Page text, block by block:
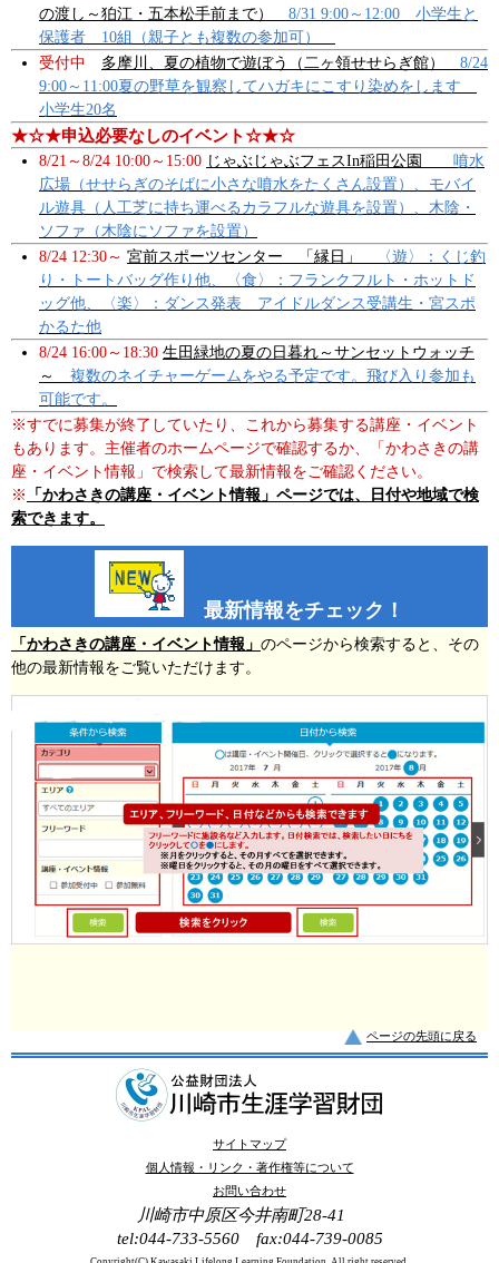
の渡し～狛江・五本松手前まで） 8/31 9:00～12:00 小学生と
保護者 10組（親子とも複数の参加可）
受付中 多摩川、夏の植物で遊ぼう（二ヶ領せせらぎ館） 8/24
9:00～11:00夏の野草を観察してハガキにこすり染めをします
小学生20名
★☆★申込必要なしのイベント☆★☆
8/21～8/24 10:00～15:00 じゃぶじゃぶフェスIn稲田公園
噴水
広場（せせらぎのそばに小さな噴水をたくさん設置）、モバイ
ル遊具（人工芝に持ち運べるカラフルな遊具を設置）、木陰・
ソファ（木陰にソファを設置）
8/24 12:30～ 宮前スポーツセンター 「縁日」
〈遊〉：くじ釣
り・トートバッグ作り他、〈食〉：フランクフルト・ホットド
ッグ他、〈楽〉：ダンス発表 アイドルダンス受講生・宮スポ
かるた他
8/24 16:00～18:30 生田緑地の夏の日暮れ～サンセットウォッチ
～ 複数のネイチャーゲームをやる予定です。飛び入り参加も
可能です。
※すでに募集が終了していたり、これから募集する講座・イベント
もあります。主催者のホームページで確認するか、「かわさきの講
座・イベント情報」で検索して最新情報をご確認ください。
※
「かわさきの講座・イベント情報」ページでは、日付や地域で検
索できます。
最新情報をチェック！
「かわさきの講座・イベント情報」 のページから検索すると、その
他の最新情報をご覧いただけます。
ページの先頭に戻る
サイトマップ
個人情報・リンク・著作権等について
お問い合わせ
川崎市中原区今井南町28-41
tel:044-733-5560 fax:044-739-0085